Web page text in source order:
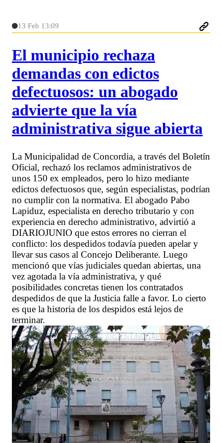
13 Feb 13:09
El municipio rechaza
demandas con edictos
defectuosos: un abogado
advierte que la vía
administrativa sigue abierta
La Municipalidad de Concordia, a través del Boletín
Oficial, rechazó los reclamos administrativos de
unos 150 ex empleados, pero lo hizo mediante
edictos defectuosos que, según especialistas, podrían
no cumplir con la normativa. El abogado Pabo
Lapiduz, especialista en derecho tributario y con
experiencia en derecho administrativo, advirtió a
DIARIOJUNIO que estos errores no cierran el
conflicto: los despedidos todavía pueden apelar y
llevar sus casos al Concejo Deliberante. Luego
mencionó que vías judiciales quedan abiertas, una
vez agotada la vía administrativa, y qué
posibilidades concretas tienen los contratados
despedidos de que la Justicia falle a favor. Lo cierto
es que la historia de los despidos está lejos de
terminar.